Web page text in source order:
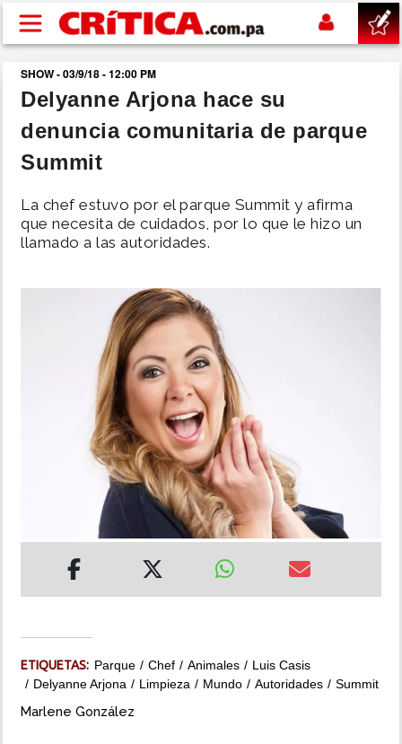
Pasar al contenido principal
buscar
SUCESOS
POLÍTICA
SHOW - 03/9/18 - 12:00 PM
Delyanne Arjona hace su
denuncia comunitaria de parque
Summit
La chef estuvo por el parque Summit y afirma
que necesita de cuidados, por lo que le hizo un
llamado a las autoridades.
ETIQUETAS: Parque Chef Animales
Luis Casis
Delyanne Arjona
Limpieza Mundo Autoridades Summit
Marlene González